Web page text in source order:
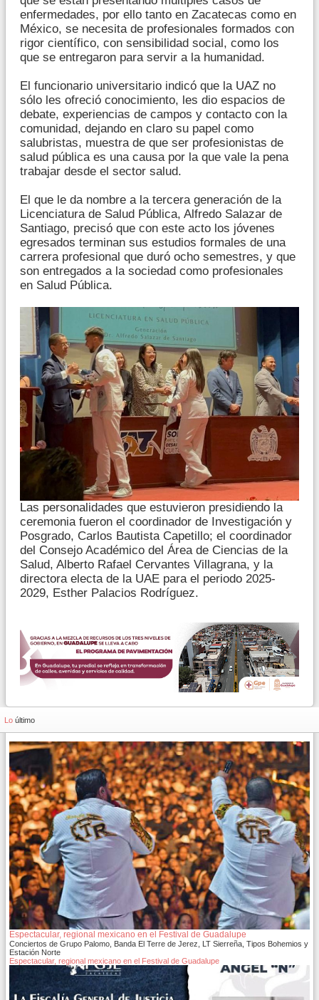
enfermedades, por ello tanto en Zacatecas como en
México, se necesita de profesionales formados con
rigor científico, con sensibilidad social, como los
que se entregaron para servir a la humanidad.
El funcionario universitario indicó que la UAZ no
sólo les ofreció conocimiento, les dio espacios de
debate, experiencias de campos y contacto con la
comunidad, dejando en claro su papel como
salubristas, muestra de que ser profesionistas de
salud pública es una causa por la que vale la pena
trabajar desde el sector salud.
El que le da nombre a la tercera generación de la
Licenciatura de Salud Pública, Alfredo Salazar de
Santiago, precisó que con este acto los jóvenes
egresados terminan sus estudios formales de una
carrera profesional que duró ocho semestres, y que
son entregados a la sociedad como profesionales
en Salud Pública.
Las personalidades que estuvieron presidiendo la
ceremonia fueron el coordinador de Investigación y
Posgrado, Carlos Bautista Capetillo; el coordinador
del Consejo Académico del Área de Ciencias de la
Salud, Alberto Rafael Cervantes Villagrana, y la
directora electa de la UAE para el periodo 2025-
2029, Esther Palacios Rodríguez.
Lo último
Espectacular, regional mexicano en el Festival de Guadalupe
Conciertos de Grupo Palomo, Banda El Terre de Jerez, LT Sierreña, Tipos Bohemios y
Estación Norte
Espectacular, regional mexicano en el Festival de Guadalupe